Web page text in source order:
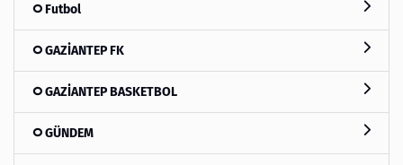
Futbol
GAZİANTEP FK
GAZİANTEP BASKETBOL
GÜNDEM